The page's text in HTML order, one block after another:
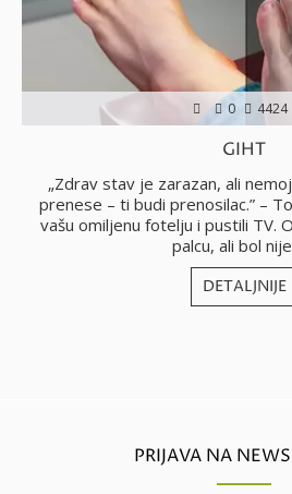
0 4424
GIHT
„Zdrav stav je zarazan, ali
prenese – ti budi prenosilac.” –
vašu omiljenu fotelju i pustili TV.
palcu, ali bol
DETALJNIJE
PRIJAVA NA